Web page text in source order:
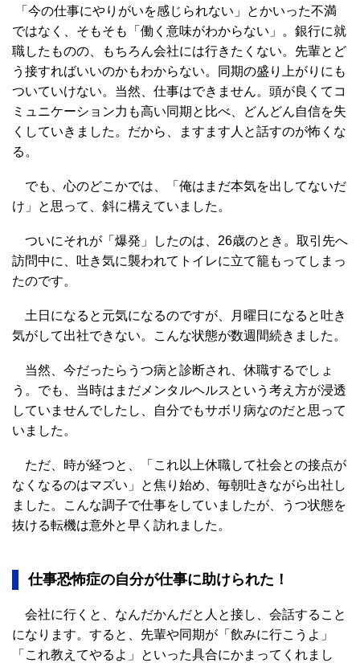
「今の仕事にやりがいを感じられない」とかいった不満
ではなく、そもそも「働く意味がわからない」。銀行に就
職したものの、もちろん会社には行きたくない。先輩とど
う接すればいいのかもわからない。同期の盛り上がりにも
ついていけない。当然、仕事はできません。頭が良くてコ
ミュニケーション力も高い同期と比べ、どんどん自信を失
くしていきました。だから、ますます人と話すのが怖くな
る。
でも、心のどこかでは、「俺はまだ本気を出してないだ
け」と思って、斜に構えていました。
ついにそれが「爆発」したのは、26歳のとき。取引先へ
訪問中に、吐き気に襲われてトイレに立て籠もってしまっ
たのです。
土日になると元気になるのですが、月曜日になると吐き
気がして出社できない。こんな状態が数週間続きました。
当然、今だったらうつ病と診断され、休職するでしょ
う。でも、当時はまだメンタルヘルスという考え方が浸透
していませんでしたし、自分でもサボリ病なのだと思って
いました。
ただ、時が経つと、「これ以上休職して社会との接点が
なくなるのはマズい」と焦り始め、毎朝吐きながら出社し
ました。こんな調子で仕事をしていましたが、うつ状態を
抜ける転機は意外と早く訪れました。
仕事恐怖症の自分が仕事に助けられた！
会社に行くと、なんだかんだと人と接し、会話すること
になります。すると、先輩や同期が「飲みに行こうよ」
「これ教えてやるよ」といった具合にかまってくれまし